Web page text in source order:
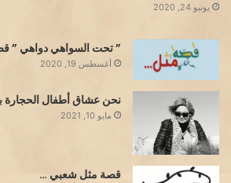
يونيو 24, 2020
” تحت السواهي دواهي ”
أغسطس 19, 2020
نحن عشاق أطفال الحجارة
مايو 10, 2021
قصة مثل شعبي …